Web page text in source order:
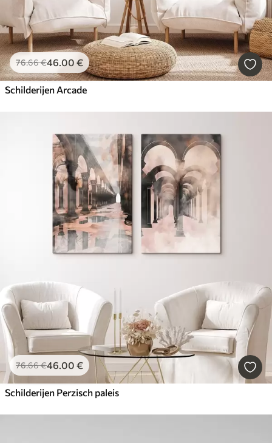
76.66€46.00 €
Schilderijen Arcade
76.66€46.00 €
Schilderijen Perzisch paleis